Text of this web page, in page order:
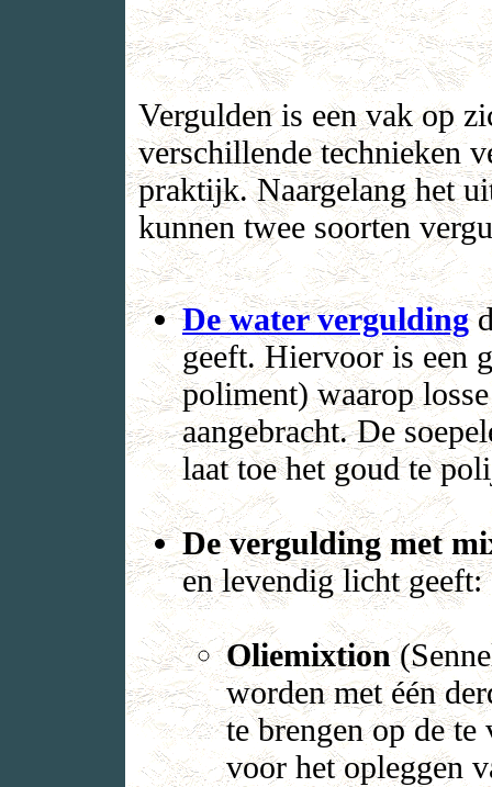
Vergulden is een vak op
verschillende technieken
praktijk. Naargelang het
kunnen twee soorten
De water vergulding
geeft. Hiervoor is een
poliment) waarop
aangebracht. De
laat toe het goud te
De vergulding met
en levendig licht geeft:
Oliemixtion
worden met één
te brengen op de
voor het opleggen